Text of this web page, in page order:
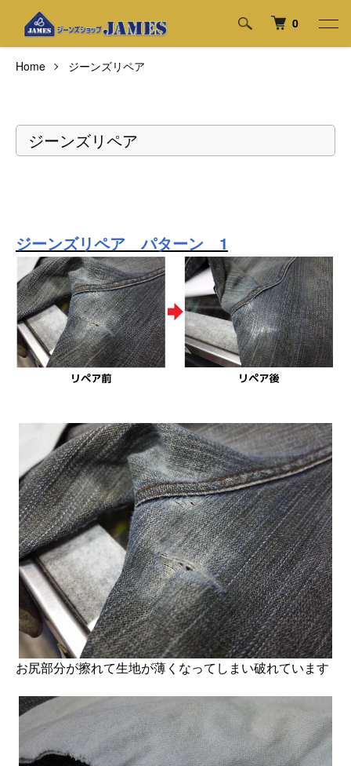
0
Home ジーンズリペア
ジーンズリペア
ジーンズリペア パターン 1
お尻部分が擦れて生地が薄くなってしまい破れています